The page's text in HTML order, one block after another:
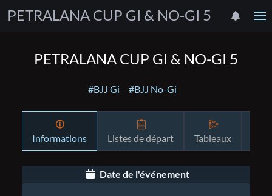
PETRALANA CUP GI & NO-GI 5
PETRALANA CUP GI & NO-GI 5
#BJJ Gi #BJJ No-Gi
Informations Listes de départ Tableaux
Date de l'événement